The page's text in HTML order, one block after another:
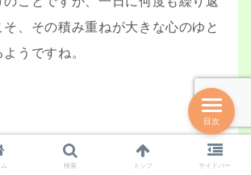
、その積み重ねが大きな心のゆと
うですね。
ての完成度の高さ
検索 トップ サイドバー
目次